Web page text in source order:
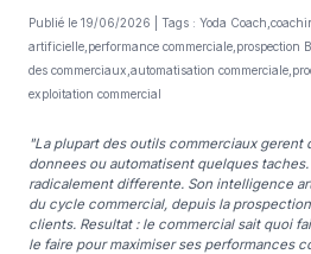
Publié le 19/06/2026 | Tags : Yoda
artificielle,performance commerciale,prospection
des commerciaux,automatisation
exploitation commercial
"La plupart des outils commerciaux gerent
donnees ou automatisent quelques
radicalement differente. Son intelligence
du cycle commercial, depuis la
clients. Resultat : le commercial sait quoi
le faire pour maximiser ses performances